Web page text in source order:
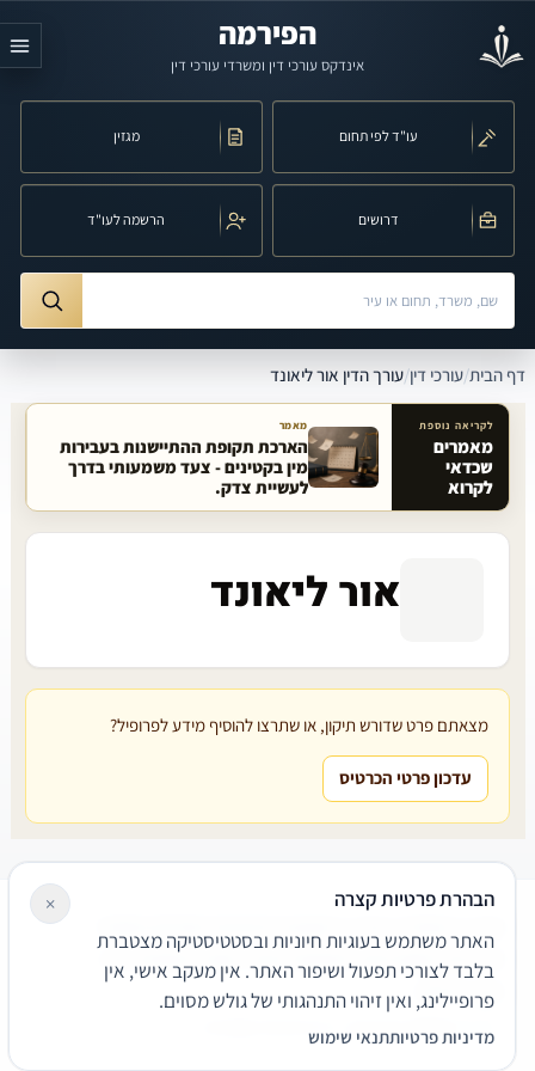
הפירמה
אינדקס עורכי דין ומשרדי עורכי דין
עו"ד לפי תחום מגזין
דרושים הרשמה לעו"ד
חיפוש לפי שם, משרד, תחום משפט או עיר
דף הבית/עורכי דין/עורך הדין אור ליאונד
מאמרים קשורים באתר
לקריאה נוספת
מאמרים
שכדאי
לקרוא
מאמר
הארכת תקופת ההתיישנות בעבירות
מין בקטינים - צעד משמעותי בדרך
לעשיית צדק.
אור ליאונד
מצאתם פרט שדורש תיקון, או שתרצו להוסיף מידע לפרופיל?
עדכון פרטי הכרטיס
שירותים משפטיים
דרושים צור קשר נגישותפרטיות
תנאי שימוש
© 2026 הפירמה. כל הזכויות שמורות.
הבהרת פרטיות קצרה
האתר משתמש בעוגיות חיוניות ובסטטיסטיקה מצטברת
בלבד לצורכי תפעול ושיפור האתר. אין מעקב אישי, אין
פרופיילינג, ואין זיהוי התנהגותי של גולש מסוים.
מדיניות פרטיותתנאי שימוש
×